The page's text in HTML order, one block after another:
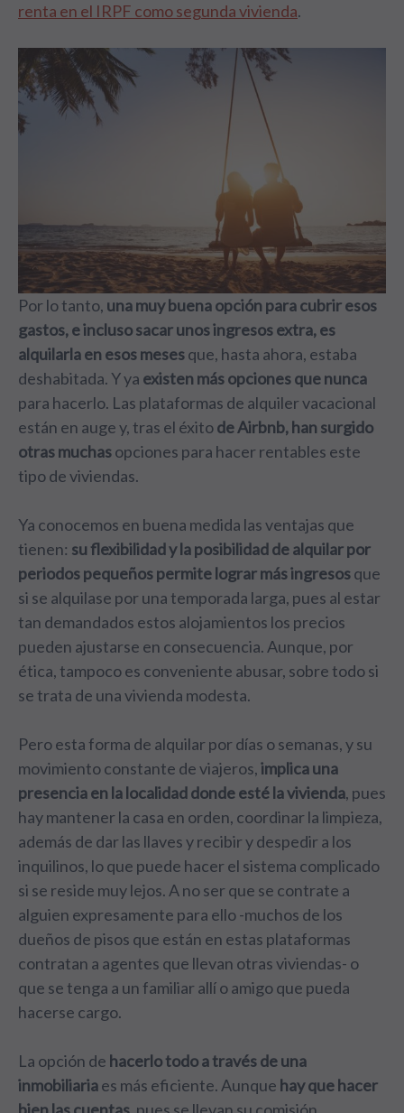
renta en el IRPF como segunda vivienda.
Por lo tanto, una muy buena opción para cubrir esos
gastos, e incluso sacar unos ingresos extra, es
alquilarla en esos mesesque, hasta ahora, estaba
deshabitada. Y ya existen más opciones que nunca
para hacerlo. Las plataformas de alquiler vacacional
están en auge y, tras el éxitode Airbnb, han surgido
otras muchasopciones para hacer rentables este
tipo de viviendas.
Ya conocemos en buena medida las ventajas que
tienen: su flexibilidad y la posibilidad de alquilar por
periodos pequeños permite lograr más ingresosque
si se alquilase por una temporada larga, pues al estar
tan demandados estos alojamientos los precios
pueden ajustarse en consecuencia. Aunque, por
ética, tampoco es conveniente abusar, sobre todo si
se trata de una vivienda modesta.
Pero esta forma de alquilar por días o semanas, y su
movimiento constante de viajeros,implica una
presencia en la localidad donde esté la vivienda, pues
hay mantener la casa en orden, coordinar la limpieza,
además de dar las llaves y recibir y despedir a los
inquilinos, lo que puede hacer el sistema complicado
si se reside muy lejos. A no ser que se contrate a
alguien expresamente para ello -muchos de los
dueños de pisos que están en estas plataformas
contratan a agentes que llevan otras viviendas- o
que se tenga a un familiar allí o amigo que pueda
hacerse cargo.
La opción de hacerlo todo a través de una
inmobiliariaes más eficiente. Aunque hay que hacer